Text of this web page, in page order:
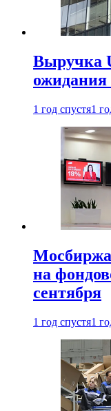
Выручка
ожидания
1 год спустя1
Мосбиржа
на
сентября
1 год спустя1